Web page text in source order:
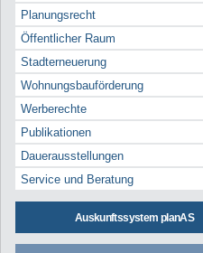
Planungsrecht
Öffentlicher Raum
Stadterneuerung
Wohnungsbauförderung
Werberechte
Publikationen
Dauerausstellungen
Service und Beratung
Auskunftssystem planAS